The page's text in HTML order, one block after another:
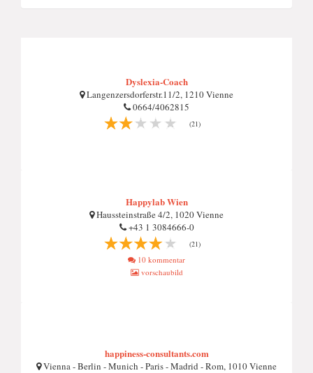
Dyslexia-Coach
Langenzersdorferstr.11/2, 1210 Vienne
0664/4062815
(21)
Happylab Wien
Haussteinstraße 4/2, 1020 Vienne
+43 1 3084666-0
(21)
10 kommentar
vorschaubild
happiness-consultants.com
Vienna - Berlin - Munich - Paris - Madrid - Rom, 1010 Vienne